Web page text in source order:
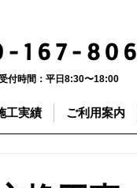
167-806
付時間： 平日8:30〜18:00
工実績 ご利用案内